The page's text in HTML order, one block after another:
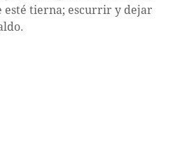
esté tierna; escurrir y dejar